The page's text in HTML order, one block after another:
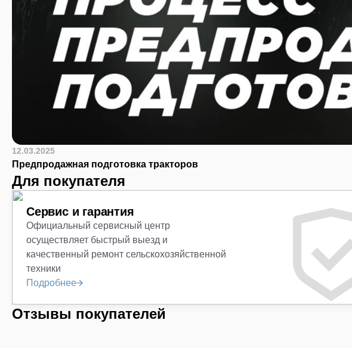
12.03.2025
Предпродажная подготовка тракторов
Для покупателя
Сервис и гарантия
Официальный сервисный центр
осуществляет быстрый выезд и
качественный ремонт сельскохозяйственной
техники
Подробнее
Отзывы покупателей